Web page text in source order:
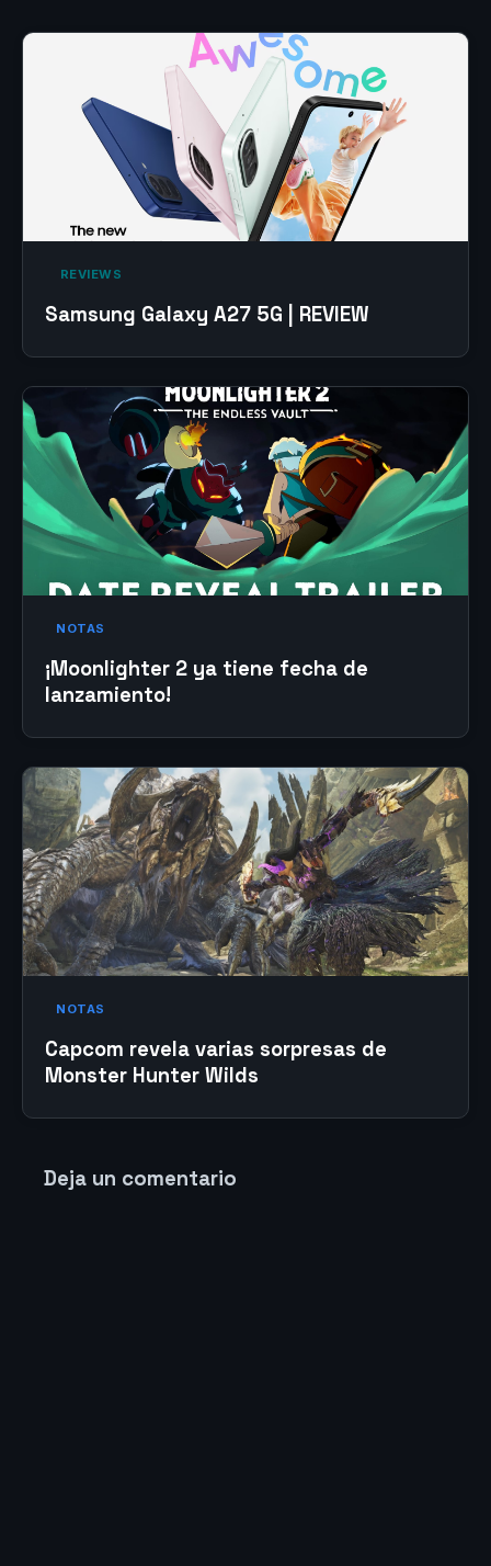
‎ REVIEWS‎
Samsung Galaxy A27 5G | REVIEW
NOTAS
¡Moonlighter 2 ya tiene fecha de
lanzamiento!
NOTAS
Capcom revela varias sorpresas de
Monster Hunter Wilds
Deja un comentario